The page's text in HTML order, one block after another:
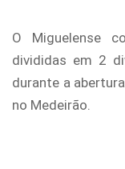
O Miguelense
divididas em 2
durante a
no Medeirão.